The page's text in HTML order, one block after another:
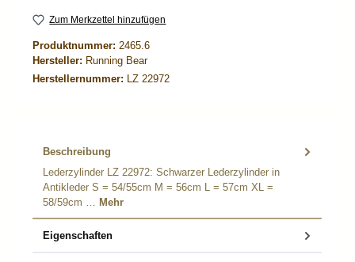
Zum Merkzettel hinzufügen
Produktnummer: 2465.6
Hersteller: Running Bear
Herstellernummer:
LZ 22972
Beschreibung
Lederzylinder LZ 22972: Schwarzer Lederzylinder in
Antikleder S = 54/55cm M = 56cm L = 57cm XL =
58/59cm … Mehr
Eigenschaften